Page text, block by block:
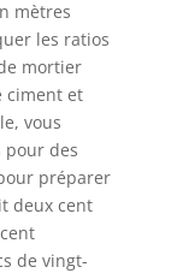
mètres
les ratios
mortier
ciment et
vous
pour des
préparer
deux cent
de vingt-